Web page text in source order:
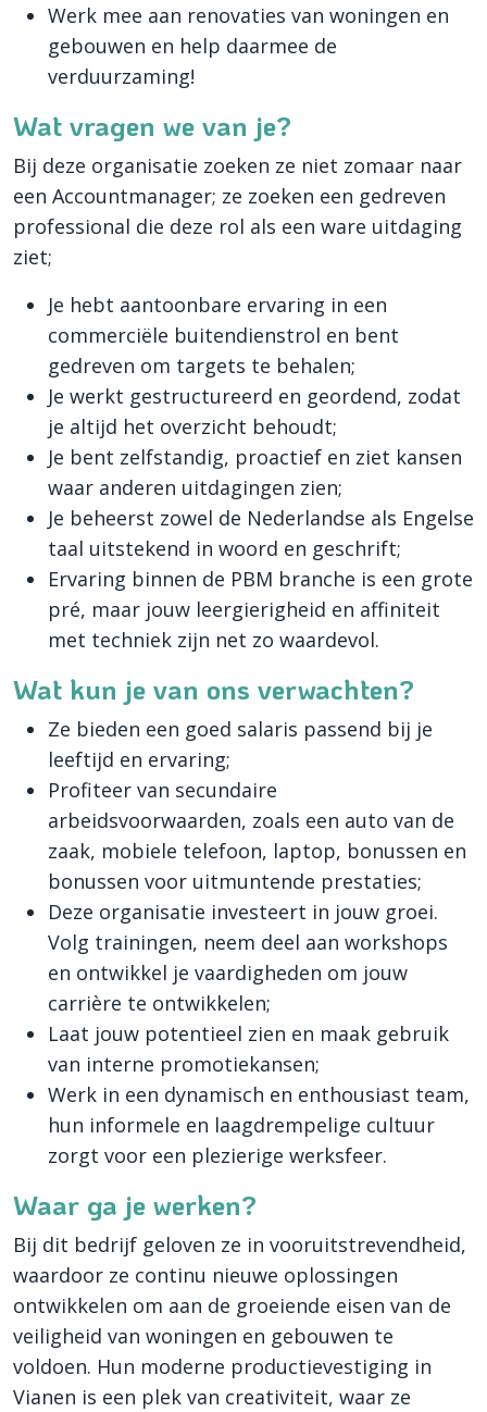
Werk mee aan renovaties van woningen en
gebouwen en help daarmee de
verduurzaming!
Wat vragen we van je?
Bij deze organisatie zoeken ze niet zomaar naar
een Accountmanager; ze zoeken een gedreven
professional die deze rol als een ware uitdaging
ziet;
Je hebt aantoonbare ervaring in een
commerciële buitendienstrol en bent
gedreven om targets te behalen;
Je werkt gestructureerd en geordend, zodat
je altijd het overzicht behoudt;
Je bent zelfstandig, proactief en ziet kansen
waar anderen uitdagingen zien;
Je beheerst zowel de Nederlandse als Engelse
taal uitstekend in woord en geschrift;
Ervaring binnen de PBM branche is een grote
pré, maar jouw leergierigheid en affiniteit
met techniek zijn net zo waardevol.
Wat kun je van ons verwachten?
Ze bieden een goed salaris passend bij je
leeftijd en ervaring;
Profiteer van secundaire
arbeidsvoorwaarden, zoals een auto van de
zaak, mobiele telefoon, laptop, bonussen en
bonussen voor uitmuntende prestaties;
Deze organisatie investeert in jouw groei.
Volg trainingen, neem deel aan workshops
en ontwikkel je vaardigheden om jouw
carrière te ontwikkelen;
Laat jouw potentieel zien en maak gebruik
van interne promotiekansen;
Werk in een dynamisch en enthousiast team,
hun informele en laagdrempelige cultuur
zorgt voor een plezierige werksfeer.
Waar ga je werken?
Bij dit bedrijf geloven ze in vooruitstrevendheid,
waardoor ze continu nieuwe oplossingen
ontwikkelen om aan de groeiende eisen van de
veiligheid van woningen en gebouwen te
voldoen. Hun moderne productievestiging in
Vianen is een plek van creativiteit, waar ze